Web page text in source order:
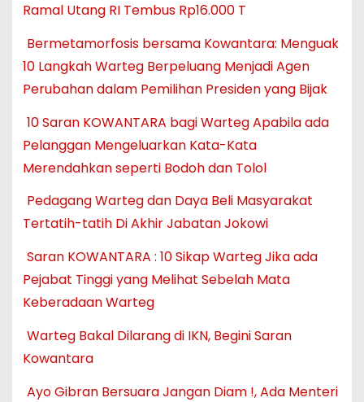
Ramal Utang RI Tembus Rp16.000 T
Bermetamorfosis bersama Kowantara: Menguak
10 Langkah Warteg Berpeluang Menjadi Agen
Perubahan dalam Pemilihan Presiden yang Bijak
10 Saran KOWANTARA bagi Warteg Apabila ada
Pelanggan Mengeluarkan Kata-Kata
Merendahkan seperti Bodoh dan Tolol
Pedagang Warteg dan Daya Beli Masyarakat
Tertatih-tatih Di Akhir Jabatan Jokowi
Saran KOWANTARA : 10 Sikap Warteg Jika ada
Pejabat Tinggi yang Melihat Sebelah Mata
Keberadaan Warteg
Warteg Bakal Dilarang di IKN, Begini Saran
Kowantara
Ayo Gibran Bersuara Jangan Diam !, Ada Menteri